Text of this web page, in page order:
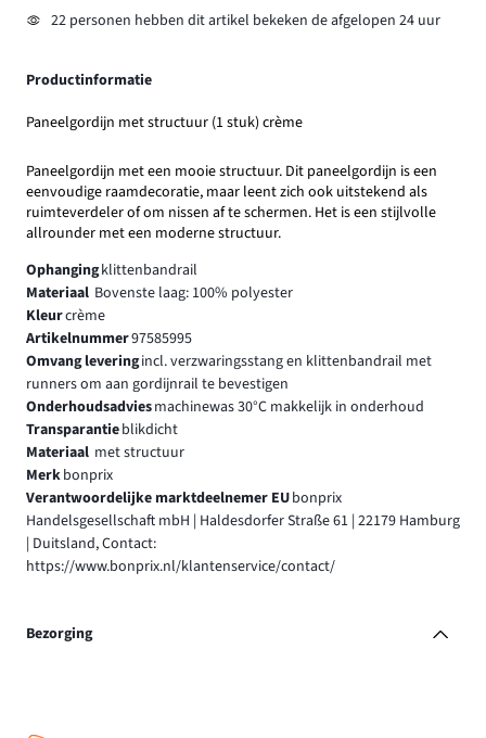
22 personen hebben dit artikel bekeken de afgelopen 24 uur
Productinformatie
Paneelgordijn met structuur (1 stuk) crème
Paneelgordijn met een mooie structuur. Dit paneelgordijn is een
eenvoudige raamdecoratie, maar leent zich ook uitstekend als
ruimteverdeler of om nissen af te schermen. Het is een stijlvolle
allrounder met een moderne structuur.
Ophangingklittenbandrail
Materiaal Bovenste laag: 100% polyester
Kleurcrème
Artikelnummer97585995
Omvang leveringincl. verzwaringsstang en klittenbandrail met
runners om aan gordijnrail te bevestigen
Onderhoudsadviesmachinewas 30°C makkelijk in onderhoud
Transparantieblikdicht
Materiaal met structuur
Merkbonprix
Verantwoordelijke marktdeelnemer EUbonprix
Handelsgesellschaft mbH | Haldesdorfer Straße 61 | 22179 Hamburg
| Duitsland, Contact:
https://www.bonprix.nl/klantenservice/contact/
Bezorging